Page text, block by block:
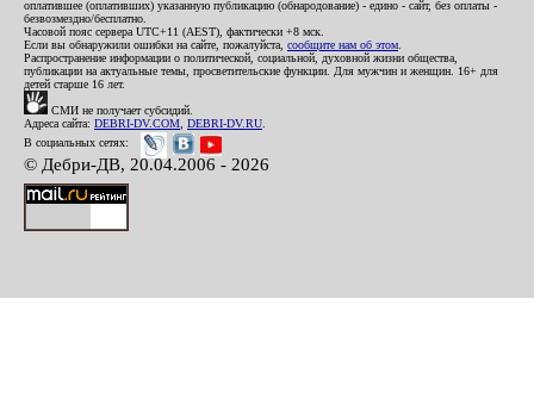
оплатившее (оплативших) указанную публикацию (обнародование) - едино - сайт, без оплаты -
безвозмездно/бесплатно.
Часовой пояс сервера UTC+11 (AEST), фактически +8 мск.
Если вы обнаружили ошибки на сайте, пожалуйста, сообщите нам об этом
Распространение информации о политической, социальной, духовной жизни общества,
публикации на актуальные темы, просветительские функции. Для мужчин и женщин. 16+ для
детей старше 16 лет.
СМИ не получает субсидий.
Адреса сайта: DEBRI-DV.COM DEBRI-DV.RU
В социальных сетях:
© Дебри-ДВ, 20.04.2006 - 2026